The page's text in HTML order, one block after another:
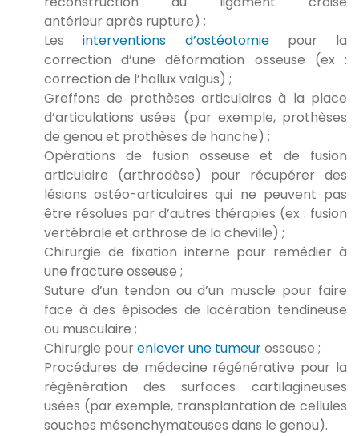
antérieur après rupture) ;
Lesinterventions d’ostéotomiepour la
correction d’une déformation osseuse (ex :
correction de l’hallux valgus) ;
Greffons de prothèses articulaires à la place
d’articulations usées (par exemple, prothèses
de genou et prothèses de hanche) ;
Opérations de fusion osseuse et de fusion
articulaire (arthrodèse) pour récupérer des
lésions ostéo-articulaires qui ne peuvent pas
être résolues par d’autres thérapies (ex : fusion
vertébrale et arthrose de la cheville) ;
Chirurgie de fixation interne pour remédier à
une fracture osseuse ;
Suture d’un tendon ou d’un muscle pour faire
face à des épisodes de lacération tendineuse
ou musculaire ;
Chirurgie pourenlever une tumeurosseuse ;
Procédures de médecine régénérative pour la
régénération des surfaces cartilagineuses
usées (par exemple, transplantation de cellules
souches mésenchymateuses dans le genou).